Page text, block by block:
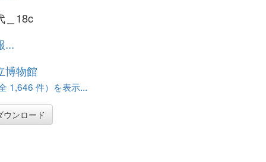
＿18c
...
博物館
1,646 件）を表示...
ウンロード